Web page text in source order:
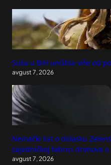
Suša u BiH uništila više od
avgust 7, 2026
Nemački list o dolasku
zajedničkoj fabrici dronova
avgust 7, 2026